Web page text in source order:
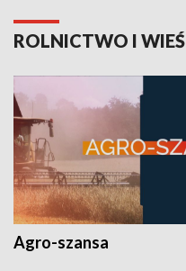
ROLNICTWO I WIEŚ
Agro-szansa